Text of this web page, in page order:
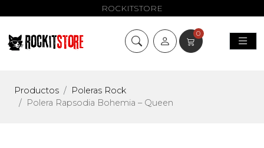
ROCKITSTORE
0
Productos
Poleras Rock
Polera Rapsodia Bohemia – Queen